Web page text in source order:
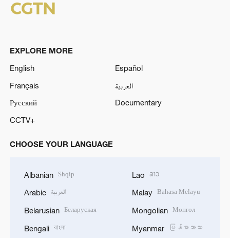
EXPLORE MORE
English
Español
Français
العربية
Русский
Documentary
CCTV+
CHOOSE YOUR LANGUAGE
Albanian Shqip
Arabic العربية
Belarusian Беларуская
Bengali বাংলা
Lao ລາວ
Malay Bahasa Melayu
Mongolian Монгол
Myanmar မြန်မာဘာသာ